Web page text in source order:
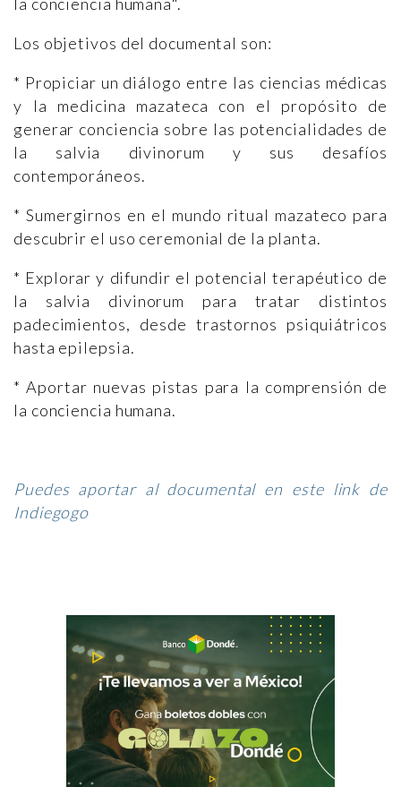
Los objetivos del documental son:
* Propiciar un diálogo entre las ciencias médicas
y la medicina mazateca con el propósito de
generar conciencia sobre las potencialidades de
la salvia divinorum y sus desafíos
contemporáneos.
* Sumergirnos en el mundo ritual mazateco para
descubrir el uso ceremonial de la planta.
* Explorar y difundir el potencial terapéutico de
la salvia divinorum para tratar distintos
padecimientos, desde trastornos psiquiátricos
hasta epilepsia.
* Aportar nuevas pistas para la comprensión de
la conciencia humana.
Puedes aportar al documental en este link de
Indiegogo